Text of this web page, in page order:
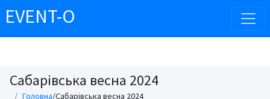
EVENT-O
Сабарівська весна 2024
Головна/Сабарівська весна 2024